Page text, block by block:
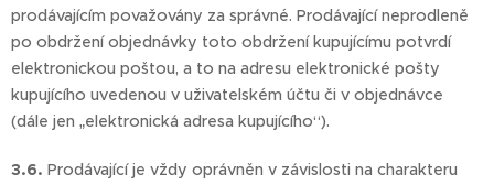
prodávajícím považovány za správné. Prodávající neprodleně
po obdržení objednávky toto obdržení kupujícímu potvrdí
elektronickou poštou, a to na adresu elektronické pošty
kupujícího uvedenou v uživatelském účtu či v objednávce
(dále jen „elektronická adresa kupujícího“).
3.6. Prodávající je vždy oprávněn v závislosti na charakteru